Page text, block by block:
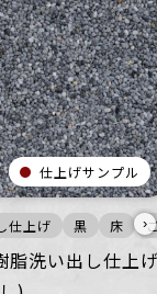
ビル・マンション
仕上げサンプル
仕上げ 黒 床 ›
脂洗い出し仕上げ